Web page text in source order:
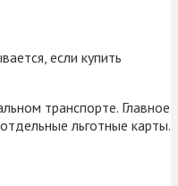
если купить
транспорте. Главное
льготные карты.